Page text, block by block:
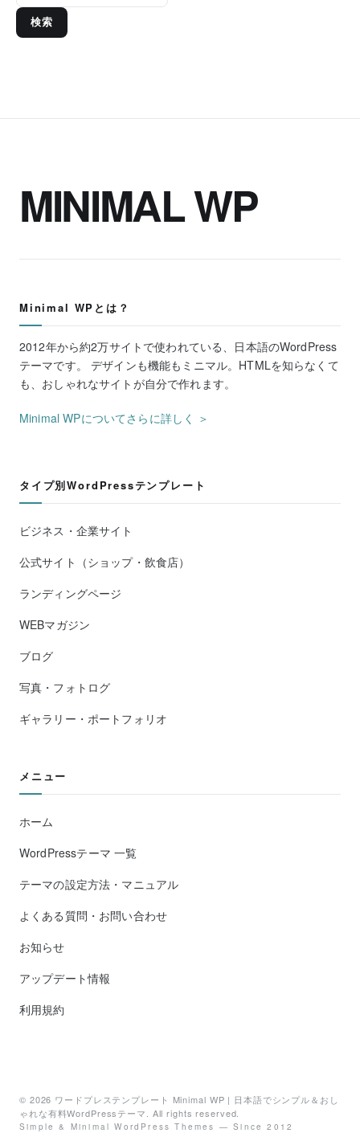
検索
MINIMAL WP
Minimal WPとは？
2012年から約2万サイトで使われている、日本語のWordPress
テーマです。 デザインも機能もミニマル。HTMLを知らなくて
も、おしゃれなサイトが自分で作れます。
Minimal WPについてさらに詳しく ＞
タイプ別WordPressテンプレート
ビジネス・企業サイト
公式サイト（ショップ・飲食店）
ランディングページ
WEBマガジン
ブログ
写真・フォトログ
ギャラリー・ポートフォリオ
メニュー
ホーム
WordPressテーマ 一覧
テーマの設定方法・マニュアル
よくある質問・お問い合わせ
お知らせ
アップデート情報
利用規約
© 2026 ワードプレステンプレート Minimal WP | 日本語でシンプル＆おし
ゃれな有料WordPressテーマ
. All rights reserved.
Simple & Minimal WordPress Themes — Since 2012